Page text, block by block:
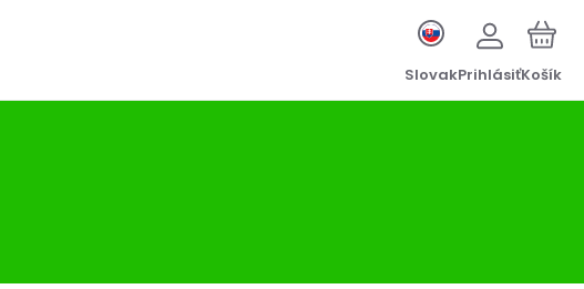
SlovakPrihlásiťKošík